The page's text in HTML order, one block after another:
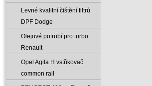
Levné kvalitní čištění filtrů
DPF Dodge
Olejové potrubí pro turbo
Renault
Opel Agila H vstřikovač
common rail